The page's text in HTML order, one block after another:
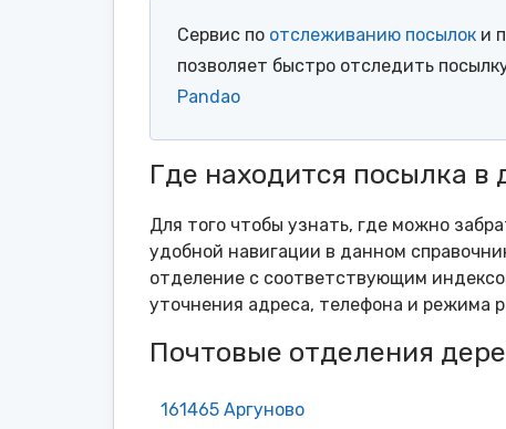
Сервис по отслеживанию посылок и
позволяет быстро отследить
Pandao
Где находится посылка
Для того чтобы узнать, где можно
удобной навигации в данном
отделение с соответствующим
уточнения адреса, телефона и режима
Почтовые отделения
161465 Аргуново